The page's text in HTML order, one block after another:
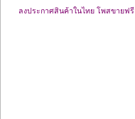
ลงประกาศสินค้าในไทย โพสขายฟรี